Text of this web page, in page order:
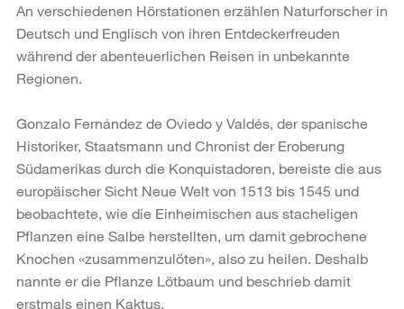
An verschiedenen Hörstationen erzählen Naturforscher in
Deutsch und Englisch von ihren Entdeckerfreuden
während der abenteuerlichen Reisen in unbekannte
Regionen.
Gonzalo Fernández de Oviedo y Valdés, der spanische
Historiker, Staatsmann und Chronist der Eroberung
Südamerikas durch die Konquistadoren, bereiste die aus
europäischer Sicht Neue Welt von 1513 bis 1545 und
beobachtete, wie die Einheimischen aus stacheligen
Pflanzen eine Salbe herstellten, um damit gebrochene
Knochen «zusammenzulöten», also zu heilen. Deshalb
nannte er die Pflanze Lötbaum und beschrieb damit
erstmals einen Kaktus.